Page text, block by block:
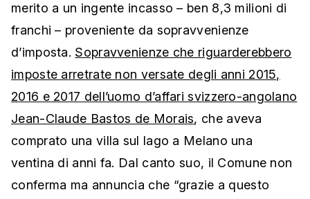
merito a un ingente incasso – ben 8,3 milioni di
franchi – proveniente da sopravvenienze
d’imposta. Sopravvenienze che riguarderebbero
imposte arretrate non versate degli anni 2015,
2016 e 2017 dell’uomo d’affari svizzero-angolano
Jean-Claude Bastos de Morais, che aveva
comprato una villa sul lago a Melano una
ventina di anni fa. Dal canto suo, il Comune non
conferma ma annuncia che “grazie a questo